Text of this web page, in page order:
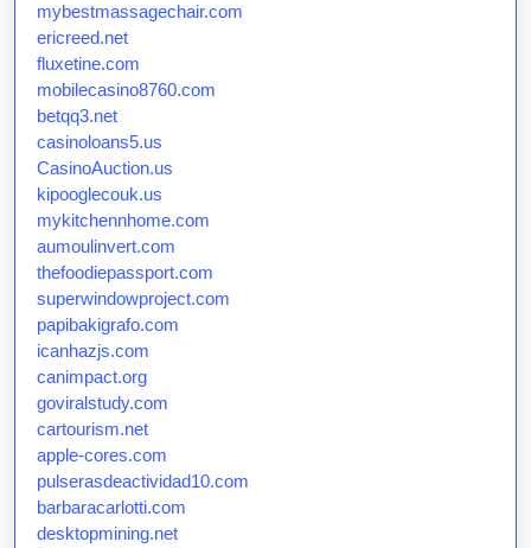
mybestmassagechair.com
ericreed.net
fluxetine.com
mobilecasino8760.com
betqq3.net
casinoloans5.us
CasinoAuction.us
kipooglecouk.us
mykitchennhome.com
aumoulinvert.com
thefoodiepassport.com
superwindowproject.com
papibakigrafo.com
icanhazjs.com
canimpact.org
goviralstudy.com
cartourism.net
apple-cores.com
pulserasdeactividad10.com
barbaracarlotti.com
desktopmining.net